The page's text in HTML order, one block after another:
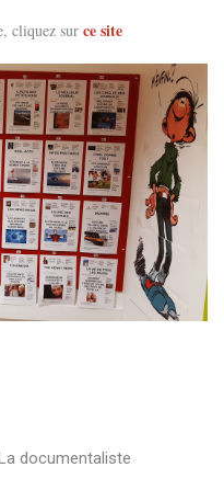
cliquez sur ce site
documentaliste